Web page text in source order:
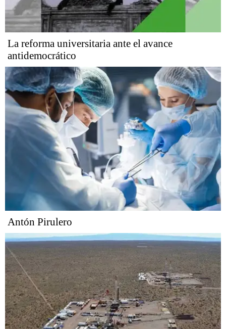
La reforma universitaria ante el avance
antidemocrático
Antón Pirulero